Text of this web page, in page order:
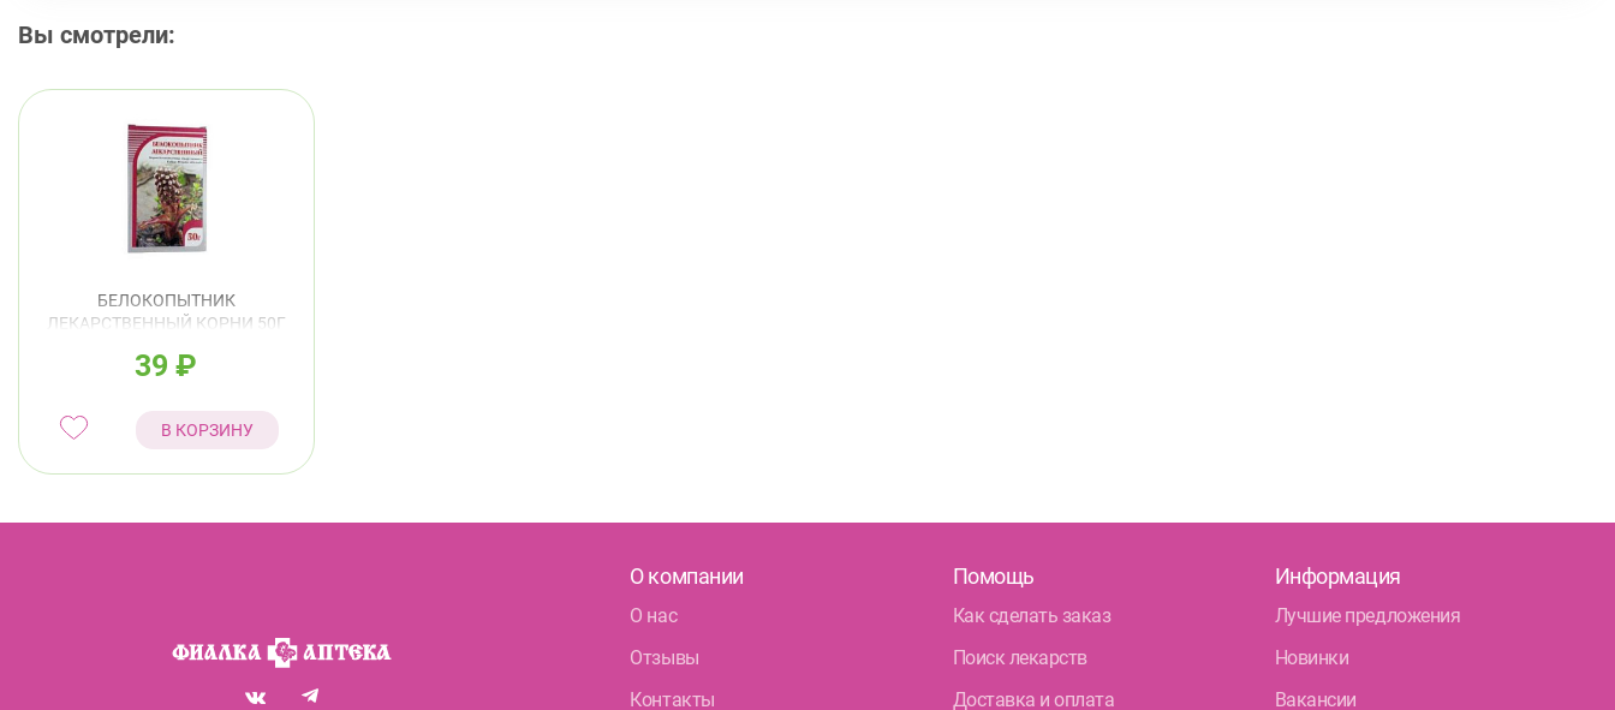
Вы смотрели:
БЕЛОКОПЫТНИК
ЛЕКАРСТВЕННЫЙ КОРНИ 50Г
39₽
В КОРЗИНУ
О компании
О нас
Отзывы
Контакты
Помощь
Как сделать заказ
Поиск лекарств
Доставка и оплата
Информация
Лучшие предложения
Новинки
Вакансии